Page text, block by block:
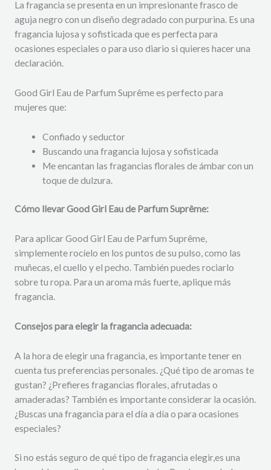
La fragancia se presenta en un impresionante frasco de
aguja negro con un diseño degradado con purpurina. Es una
fragancia lujosa y sofisticada que es perfecta para
ocasiones especiales o para uso diario si quieres hacer una
declaración.
Good Girl Eau de Parfum Suprême es perfecto para
mujeres que:
Confiado y seductor
Buscando una fragancia lujosa y sofisticada
Me encantan las fragancias florales de ámbar con un
toque de dulzura.
Cómo llevar Good Girl Eau de Parfum Suprême:
Para aplicar Good Girl Eau de Parfum Suprême,
simplemente rocíelo en los puntos de su pulso, como las
muñecas, el cuello y el pecho. También puedes rociarlo
sobre tu ropa. Para un aroma más fuerte, aplique más
fragancia.
Consejos para elegir la fragancia adecuada:
A la hora de elegir una fragancia, es importante tener en
cuenta tus preferencias personales. ¿Qué tipo de aromas te
gustan? ¿Prefieres fragancias florales, afrutadas o
amaderadas? También es importante considerar la ocasión.
¿Buscas una fragancia para el día a día o para ocasiones
especiales?
Si no estás seguro de qué tipo de fragancia elegir,es una